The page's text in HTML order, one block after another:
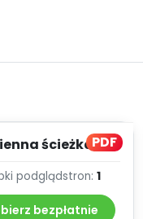
PDF
ścieżka
podglądstron: 1
bezpłatnie